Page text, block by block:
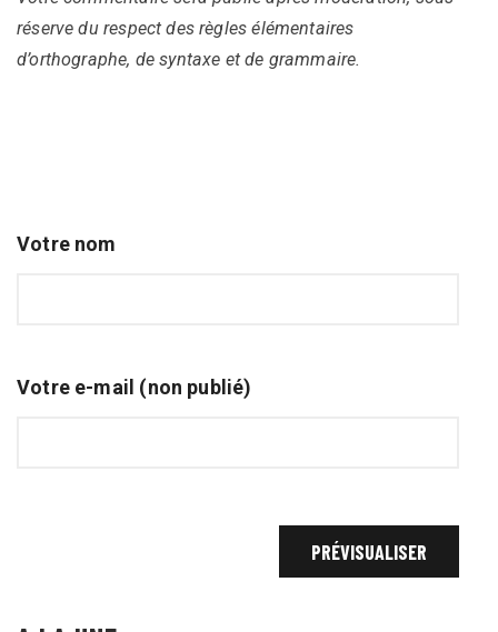
réserve du respect des règles élémentaires
d’orthographe, de syntaxe et de grammaire.
Votre nom
Votre e-mail (non publié)